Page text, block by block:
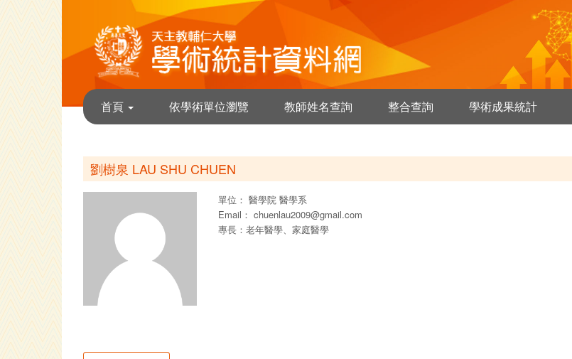
首頁 依學術單位瀏覽 教師姓名查詢 整合查詢 學術成果統計
劉樹泉 LAU SHU CHUEN
單位： 醫學院 醫學系
Email： chuenlau2009@gmail.com
專長：老年醫學、家庭醫學